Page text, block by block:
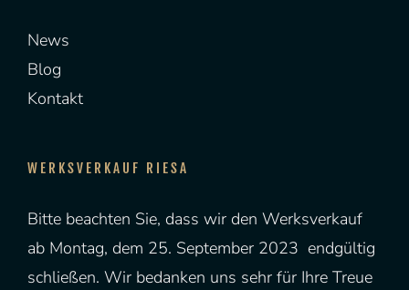
News
Blog
Kontakt
WERKSVERKAUF RIESA
Bitte beachten Sie, dass wir den Werksverkauf
ab Montag, dem 25. September 2023 endgültig
schließen. Wir bedanken uns sehr für Ihre Treue